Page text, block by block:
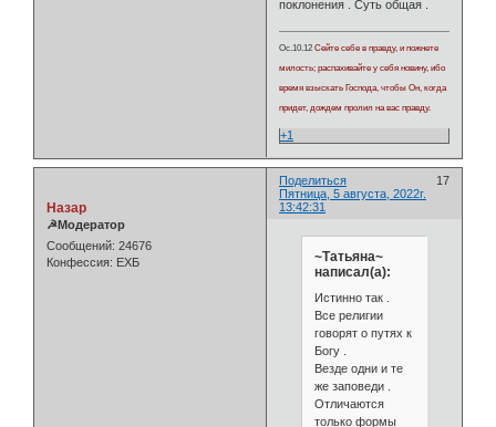
поклонения . Суть общая .
Ос.10.12Сейте себе в правду, и пожнете
милость; распахивайте у себя новину, ибо
время взыскать Господа, чтобы Он, когда
придет, дождем пролил на вас правду.
+1
Поделиться
17
Пятница, 5 августа, 2022г.
13:42:31
Назар
☭Модератор
Сообщений: 24676
Конфессия: ЕХБ
~Татьяна~
написал(а):
Истинно так .
Все религии
говорят о путях к
Богу .
Везде одни и те
же заповеди .
Отличаются
только формы